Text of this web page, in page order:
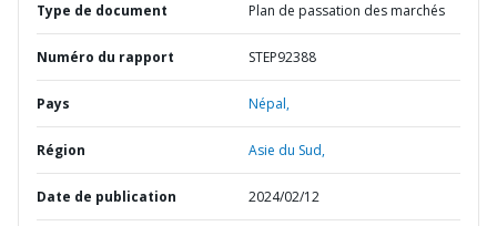
Type de document Plan de passation des marchés
Numéro du rapport STEP92388
Pays Népal,
Région Asie du Sud,
Date de publication 2024/02/12